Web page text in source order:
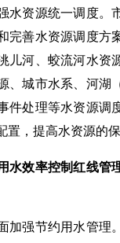
资源统一调度。
完善水资源调度方
儿河、蛟流河水资
、城市水系、河湖
件处理等水资源调
置，提高水资源的保
水效率控制红线管
强节约用水管理